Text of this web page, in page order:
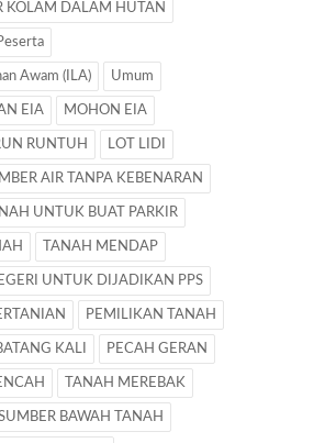
KOLAM DALAM HUTAN
Awam (ILA) Umum
EIA MOHON EIA
RUNTUH LOT LIDI
AIR TANPA KEBENARAN
UNTUK BUAT PARKIR
TANAH MENDAP
UNTUK DIJADIKAN PPS
PEMILIKAN TANAH
KALI PECAH GERAN
TANAH MEREBAK
BAWAH TANAH